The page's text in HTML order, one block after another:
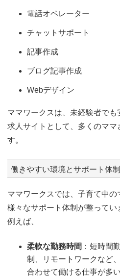
電話オペレーター
チャットサポート
記事作成
ブログ記事作成
Webデザイン
ママワークスは、未経験者で
求人サイトとして、多くのママ
す。
働きやすい環境とサポート体制
ママワークスでは、子育て中の
様々なサポート体制が整ってい
例えば、
柔軟な勤務時間 ：短時間
制、リモートワークなど
合わせて働ける仕事が多い